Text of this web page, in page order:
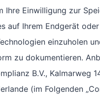
Ihre Einwilligung zur
auf Ihrem Endgerät
einzuholen
zu dokumentieren.
B.V., Kalmarweg
(im Folgenden